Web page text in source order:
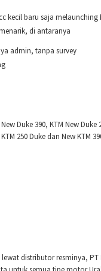
baru saja melaunching
di antaranya
admin, tanpa survey
Duke 390, KTM New Duke
250 Duke dan New KTM
distributor resminya,